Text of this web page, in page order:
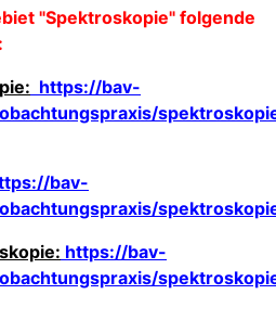
"Spektroskopie" folgende
https://bav-
bav-
https://bav-